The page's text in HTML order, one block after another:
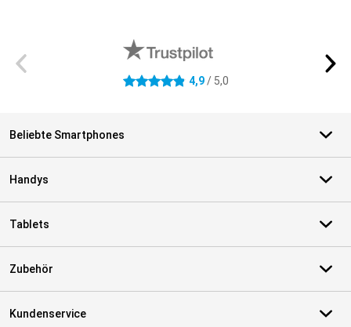
4.9 Sterne 4,9/ 5,0
Beliebte Smartphones
Handys
Tablets
Zubehör
Kundenservice